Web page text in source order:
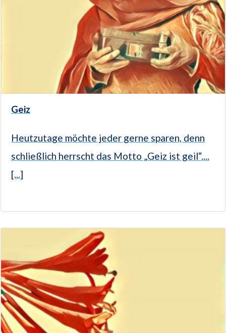
Geiz
Heutzutage möchte jeder gerne sparen, denn
schließlich herrscht das Motto „Geiz ist geil“....
[...]